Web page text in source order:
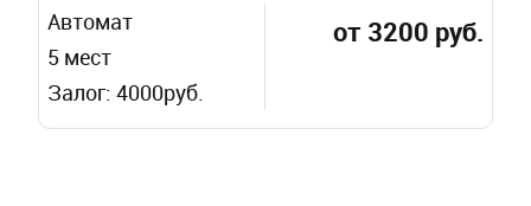
Автомат
5 мест
Залог: 4000руб.
от 3200 руб.